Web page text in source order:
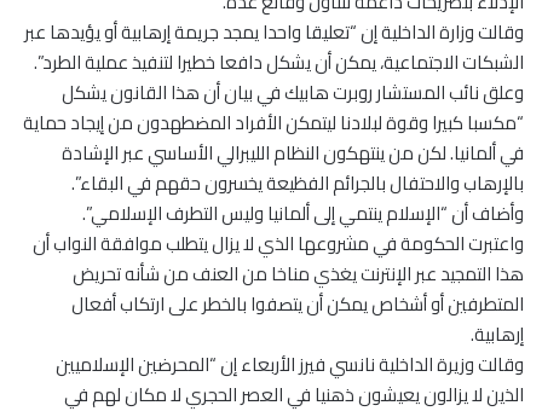
وقالت وزارة الداخلية إن “تعليقا واحدا يمجد جريمة إرهابية أو يؤيدها عبر
الشبكات الاجتماعية، يمكن أن يشكل دافعا خطيرا لتنفيذ عملية الطرد”.
وعلق نائب المستشار روبرت هابيك في بيان أن هذا القانون يشكل
“مكسبا كبيرا وقوة لبلادنا ليتمكن الأفراد المضطهدون من إيجاد حماية
في ألمانيا. لكن من ينتهكون النظام الليبرالي الأساسي عبر الإشادة
بالإرهاب والاحتفال بالجرائم الفظيعة يخسرون حقهم في البقاء”.
وأضاف أن “الإسلام ينتمي إلى ألمانيا وليس التطرف الإسلامي”.
واعتبرت الحكومة في مشروعها الذي لا يزال يتطلب موافقة النواب أن
هذا التمجيد عبر الإنترنت يغذي مناخا من العنف من شأنه تحريض
المتطرفين أو أشخاص يمكن أن يتصفوا بالخطر على ارتكاب أفعال
إرهابية.
وقالت وزيرة الداخلية نانسي فيرز الأربعاء إن “المحرضين الإسلاميين
الذين لا يزالون يعيشون ذهنيا في العصر الحجري لا مكان لهم في